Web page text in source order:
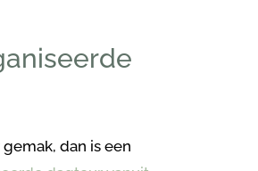
gemak, dan is een